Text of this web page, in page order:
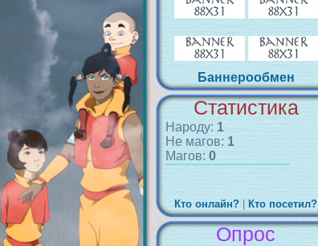
Баннерообмен
Статистика
Народу: 1
Не магов: 1
Магов: 0
Кто онлайн? Кто посетил?
Опрос